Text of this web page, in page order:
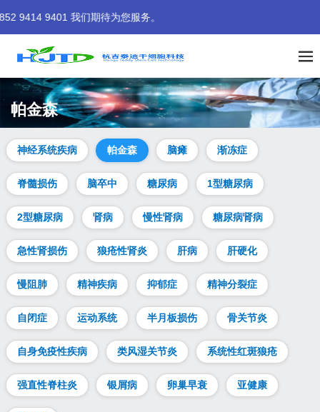
9401 我们期待为您服务。
帕金森
神经系统疾病 帕金森 脑瘫 渐冻症
脊髓损伤 脑卒中 糖尿病 1型糖尿病
2型糖尿病 肾病 慢性肾病 糖尿病肾病
急性肾损伤 狼疮性肾炎 肝病 肝硬化
慢阻肺 精神疾病 抑郁症 精神分裂症
自闭症 运动系统 半月板损伤 骨关节炎
自身免疫性疾病 类风湿关节炎 系统性红斑狼疮
强直性脊柱炎 银屑病 卵巢早衰 亚健康